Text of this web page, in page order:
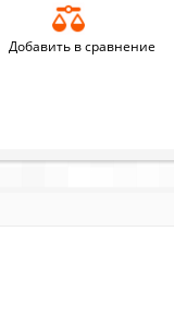
Добавить в сравнение